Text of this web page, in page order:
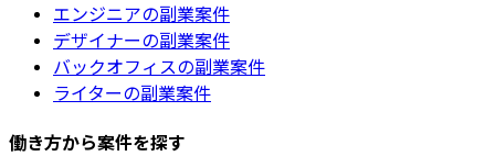
エンジニアの副業案件
デザイナーの副業案件
バックオフィスの副業案件
ライターの副業案件
働き方から案件を探す